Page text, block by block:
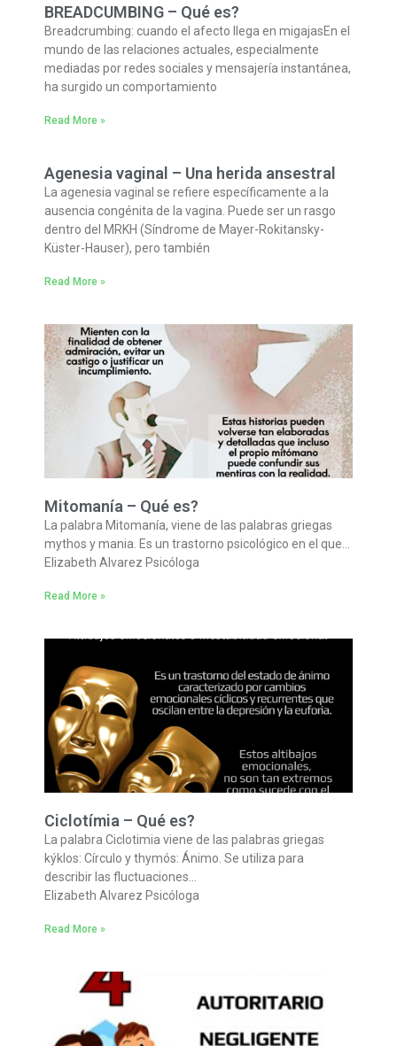
BREADCUMBING – Qué es?
Breadcrumbing: cuando el afecto llega en migajasEn el
mundo de las relaciones actuales, especialmente
mediadas por redes sociales y mensajería instantánea,
ha surgido un comportamiento
Read More »
Agenesia vaginal – Una herida ansestral
ausencia congénita de la vagina. Puede ser un rasgo
dentro del MRKH (Síndrome de Mayer-Rokitansky-
Küster-Hauser), pero también
Read More »
Mitomanía – Qué es?
mythos y mania. Es un trastorno psicológico en el que…
Elizabeth Alvarez Psicóloga
Read More »
Ciclotímia – Qué es?
kýklos: Círculo y thymós: Ánimo. Se utiliza para
describir las fluctuaciones…
Elizabeth Alvarez Psicóloga
Read More »